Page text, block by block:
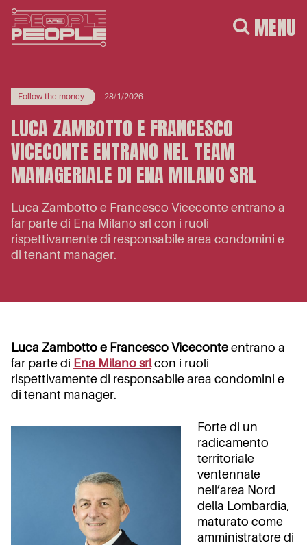
MENU
Follow the money 28/1/2026
LUCA ZAMBOTTO E FRANCESCO
VICECONTE ENTRANO NEL TEAM
MANAGERIALE DI ENA MILANO SRL
Luca Zambotto e Francesco Viceconte entrano a
far parte di Ena Milano srl con i ruoli
rispettivamente di responsabile area condomini e
di tenant manager.
Luca Zambotto e Francesco Viceconte entrano a
far parte di Ena Milano srl con i ruoli
rispettivamente di responsabile area condomini e
di tenant manager.
Forte di un
radicamento
territoriale
ventennale
nell’area Nord
della Lombardia,
maturato come
amministratore di